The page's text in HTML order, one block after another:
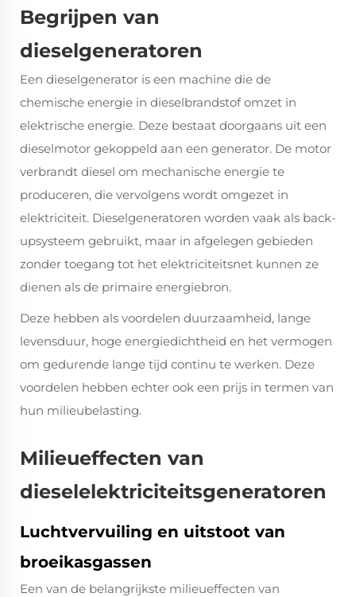
Begrijpen van
dieselgeneratoren
Een dieselgenerator is een machine die de
chemische energie in dieselbrandstof omzet in
elektrische energie. Deze bestaat doorgaans uit een
dieselmotor gekoppeld aan een generator. De motor
verbrandt diesel om mechanische energie te
produceren, die vervolgens wordt omgezet in
elektriciteit. Dieselgeneratoren worden vaak als back-
upsysteem gebruikt, maar in afgelegen gebieden
zonder toegang tot het elektriciteitsnet kunnen ze
dienen als de primaire energiebron.
Deze hebben als voordelen duurzaamheid, lange
levensduur, hoge energiedichtheid en het vermogen
om gedurende lange tijd continu te werken. Deze
voordelen hebben echter ook een prijs in termen van
hun milieubelasting.
Milieueffecten van
dieselelektriciteitsgeneratoren
Luchtvervuiling en uitstoot van
broeikasgassen
Een van de belangrijkste milieueffecten van